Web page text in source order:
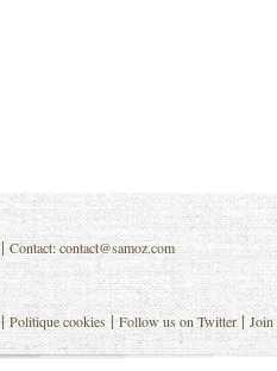
|Contact:contact@samoz.com
|Politique cookies |Follow us on Twitter |Join